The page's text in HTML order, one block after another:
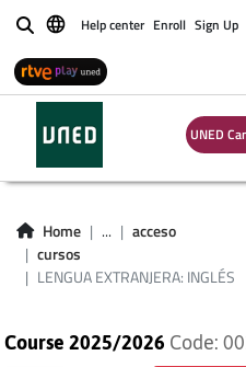
BuscarHelp center Enroll Sign Up
UNED
Home ...
acceso
cursos
LENGUA EXTRANJERA: INGLÉS
LENGUA
INGLÉS
Course 2025/2026 Code: